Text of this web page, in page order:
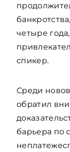
четыре
спикер.
Среди
обратил
барьера по